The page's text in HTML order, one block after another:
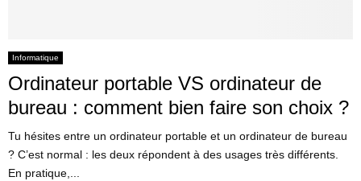
Informatique
Ordinateur portable VS ordinateur de
bureau : comment bien faire son choix ?
Tu hésites entre un ordinateur portable et un ordinateur de bureau
? C’est normal : les deux répondent à des usages très différents.
En pratique,...